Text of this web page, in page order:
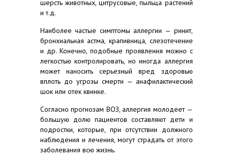
шерсть животных, цитрусовые, пыльца растений
и т.д.
Наиболее частые симптомы аллергии — ринит,
бронхиальная астма, крапивница, слезотечение
и др. Конечно, подобные проявления можно с
легкостью контролировать, но иногда аллергия
может наносить серьезный вред здоровью
вплоть до угрозы смерти — анафилактический
шок или отек квинке.
Согласно прогнозам ВОЗ, аллергия молодеет —
большую долю пациентов составляют дети и
подростки, которые, при отсутствии должного
наблюдения и лечения, могут страдать от этого
заболевания всю жизнь.